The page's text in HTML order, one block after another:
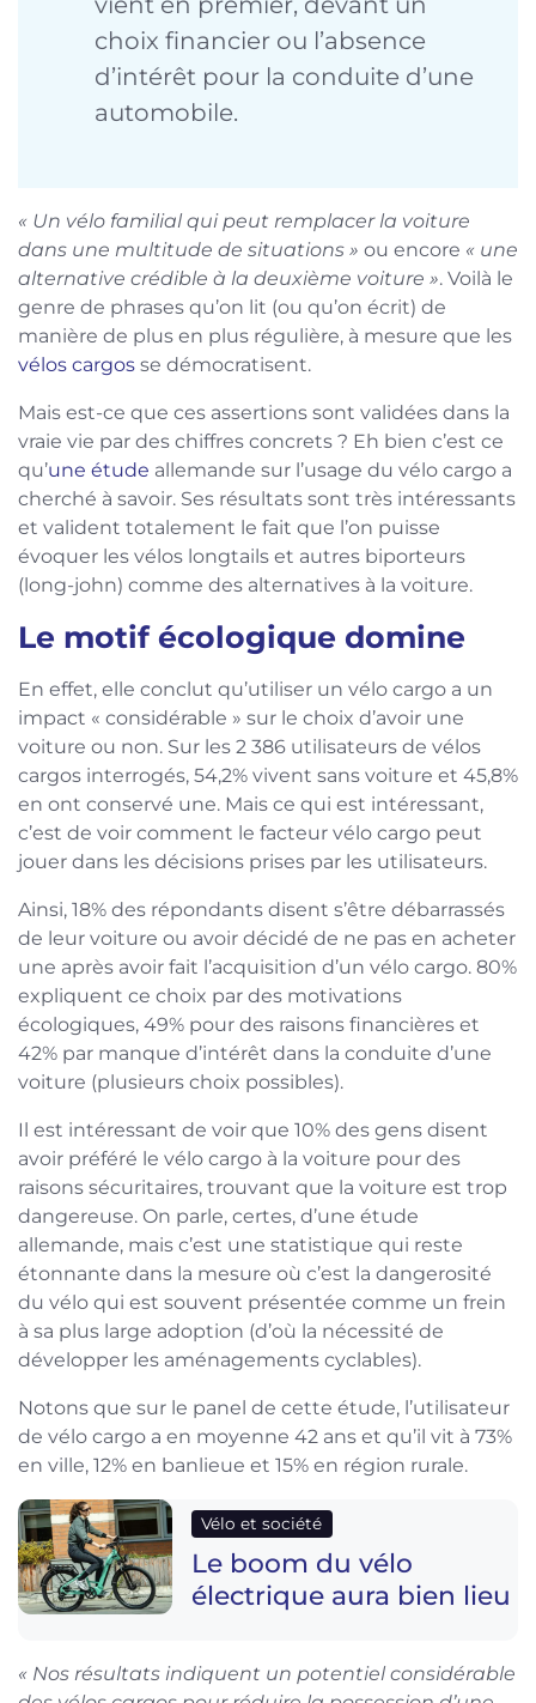
choix financier ou l’absence
d’intérêt pour la conduite d’une
automobile.
« Un vélo familial qui peut remplacer la voiture
dans une multitude de situations » ou encore « une
alternative crédible à la deuxième voiture ». Voilà le
genre de phrases qu’on lit (ou qu’on écrit) de
manière de plus en plus régulière, à mesure que les
vélos cargos se démocratisent.
Mais est-ce que ces assertions sont validées dans la
vraie vie par des chiffres concrets ? Eh bien c’est ce
qu’une étude allemande sur l’usage du vélo cargo a
cherché à savoir. Ses résultats sont très intéressants
et valident totalement le fait que l’on puisse
évoquer les vélos longtails et autres biporteurs
(long-john) comme des alternatives à la voiture.
Le motif écologique domine
En effet, elle conclut qu’utiliser un vélo cargo a un
impact « considérable » sur le choix d’avoir une
voiture ou non. Sur les 2 386 utilisateurs de vélos
cargos interrogés, 54,2% vivent sans voiture et 45,8%
en ont conservé une. Mais ce qui est intéressant,
c’est de voir comment le facteur vélo cargo peut
jouer dans les décisions prises par les utilisateurs.
Ainsi, 18% des répondants disent s’être débarrassés
de leur voiture ou avoir décidé de ne pas en acheter
une après avoir fait l’acquisition d’un vélo cargo. 80%
expliquent ce choix par des motivations
écologiques, 49% pour des raisons financières et
42% par manque d’intérêt dans la conduite d’une
voiture (plusieurs choix possibles).
Il est intéressant de voir que 10% des gens disent
avoir préféré le vélo cargo à la voiture pour des
raisons sécuritaires, trouvant que la voiture est trop
dangereuse. On parle, certes, d’une étude
allemande, mais c’est une statistique qui reste
étonnante dans la mesure où c’est la dangerosité
du vélo qui est souvent présentée comme un frein
à sa plus large adoption (d’où la nécessité de
développer les aménagements cyclables).
Notons que sur le panel de cette étude, l’utilisateur
de vélo cargo a en moyenne 42 ans et qu’il vit à 73%
en ville, 12% en banlieue et 15% en région rurale.
Vélo et société
Le boom du vélo
électrique aura bien lieu
« Nos résultats indiquent un potentiel considérable